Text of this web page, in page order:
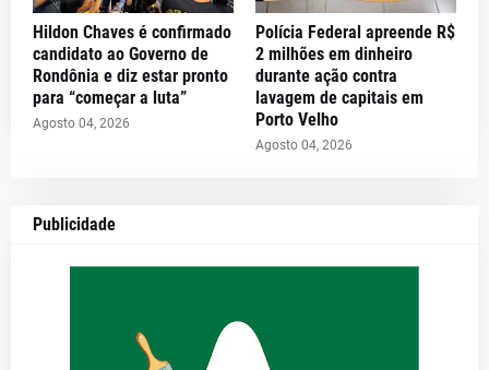
Hildon Chaves é confirmado
candidato ao Governo de
Rondônia e diz estar pronto
para “começar a luta”
Agosto 04, 2026
Polícia Federal apreende R$
2 milhões em dinheiro
durante ação contra
lavagem de capitais em
Porto Velho
Agosto 04, 2026
Publicidade